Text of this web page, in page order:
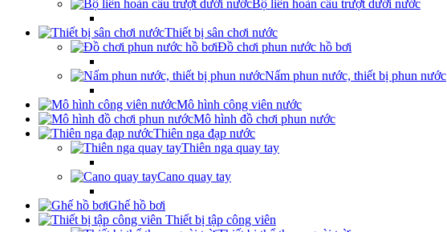
Bộ liên hoàn cầu trượt dưới nước
Thiết bị sân chơi nước
Đồ chơi phun nước hồ bơi
Nấm phun nước, thiết bị phun nước
Mô hình công viên nước
Mô hình đồ chơi phun nước
Thiên nga đạp nước
Thiên nga quay tay
Cano quay tay
Ghế hồ bơi
Thiết bị tập công viên